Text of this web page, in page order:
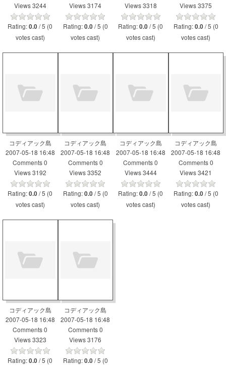
Views 3244
Rating:0.0 / 5 (0
votes cast)
Views 3174
Rating:0.0 / 5 (0
votes cast)
Views 3318
Rating:0.0 / 5 (0
votes cast)
Views 3375
Rating:0.0 / 5 (0
votes cast)
コディアック島
2007-05-18 16:48
Comments 0
Views 3192
Rating:0.0 / 5 (0
votes cast)
コディアック島
2007-05-18 16:48
Comments 0
Views 3352
Rating:0.0 / 5 (0
votes cast)
コディアック島
2007-05-18 16:48
Comments 0
Views 3444
Rating:0.0 / 5 (0
votes cast)
コディアック島
2007-05-18 16:48
Comments 0
Views 3421
Rating:0.0 / 5 (0
votes cast)
コディアック島
2007-05-18 16:48
Comments 0
Views 3323
Rating:0.0 / 5 (0
コディアック島
2007-05-18 16:48
Comments 0
Views 3176
Rating:0.0 / 5 (0